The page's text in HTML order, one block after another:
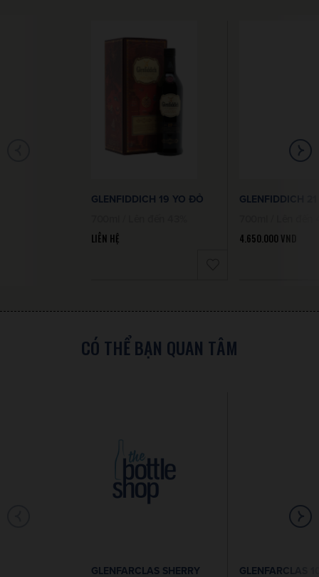
GLENFIDDICH 19 YO ĐỎ
LIÊN HỆ
GLENFIDDICH
4.650.000 VND
CÓ THỂ BẠN QUAN TÂM
GLENFARCLAS SHERRY GLENFARCLAS